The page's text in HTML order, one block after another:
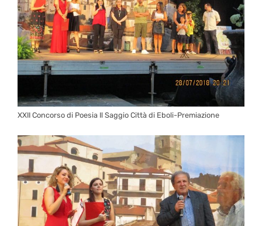
XXII Concorso di Poesia Il Saggio Città di Eboli-Premiazione